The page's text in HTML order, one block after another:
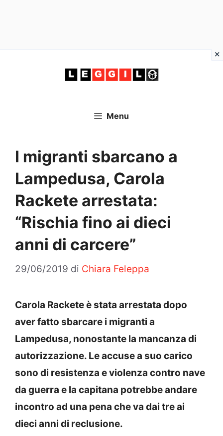
Menu
I migranti sbarcano a
Lampedusa, Carola
Rackete arrestata:
“Rischia fino ai dieci
anni di carcere”
29/06/2019 di Chiara Feleppa
Carola Rackete è stata arrestata dopo
aver fatto sbarcare i migranti a
Lampedusa, nonostante la mancanza di
autorizzazione. Le accuse a suo carico
sono di resistenza e violenza contro nave
da guerra e la capitana potrebbe andare
incontro ad una pena che va dai tre ai
dieci anni di reclusione.